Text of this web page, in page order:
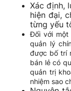
Xác định,
hiện đại,
từng yếu
Đối với một
quản lý
được bố trí
bán lẻ có
quản trị
nhiệm sao